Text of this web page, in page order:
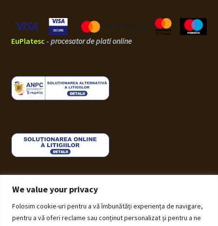
We value your privacy
Folosim cookie-uri pentru a vă îmbunătăți experiența de navigare,
pentru a vă oferi reclame sau conținut personalizat și pentru a ne
EuPlatesc - procesator de plati online
© ECHOS Furniture 2026